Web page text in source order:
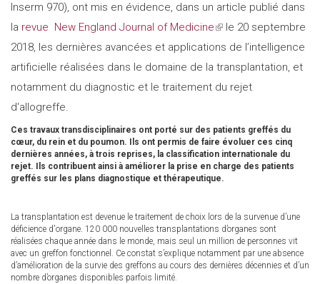
Inserm 970), ont mis en évidence, dans un article publié dans
la revue New England Journal of Medicine(link
is
external)
le 20 septembre
2018, les dernières avancées et applications de l’intelligence
artificielle réalisées dans le domaine de la transplantation, et
notamment du diagnostic et le traitement du rejet
d'allogreffe.
Ces travaux transdisciplinaires ont porté sur des patients greffés du
cœur, du rein et du poumon. Ils ont permis de faire évoluer ces cinq
dernières années, à trois reprises, la classification internationale du
rejet. Ils contribuent ainsi à améliorer la prise en charge des patients
greffés sur les plans diagnostique et thérapeutique.
La transplantation est devenue le traitement de choix lors de la survenue d’une
déficience d'organe. 120 000 nouvelles transplantations d’organes sont
réalisées chaque année dans le monde, mais seul un million de personnes vit
avec un greffon fonctionnel. Ce constat s’explique notamment par une absence
d’amélioration de la survie des greffons au cours des dernières décennies et d’un
nombre d’organes disponibles parfois limité.